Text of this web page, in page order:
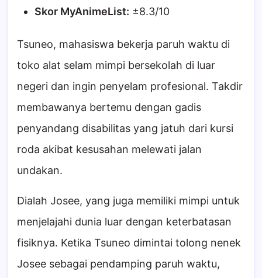
Skor MyAnimeList: ±8.3/10
Tsuneo, mahasiswa bekerja paruh waktu di
toko alat selam mimpi bersekolah di luar
negeri dan ingin penyelam profesional. Takdir
membawanya bertemu dengan gadis
penyandang disabilitas yang jatuh dari kursi
roda akibat kesusahan melewati jalan
undakan.
Dialah Josee, yang juga memiliki mimpi untuk
menjelajahi dunia luar dengan keterbatasan
fisiknya. Ketika Tsuneo dimintai tolong nenek
Josee sebagai pendamping paruh waktu,